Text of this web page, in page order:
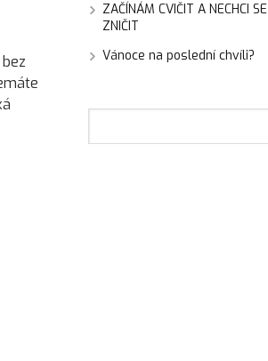
ZAČÍNÁM CVIČIT A NECHCI SE
ZNIČIT
Vánoce na poslední chvíli?